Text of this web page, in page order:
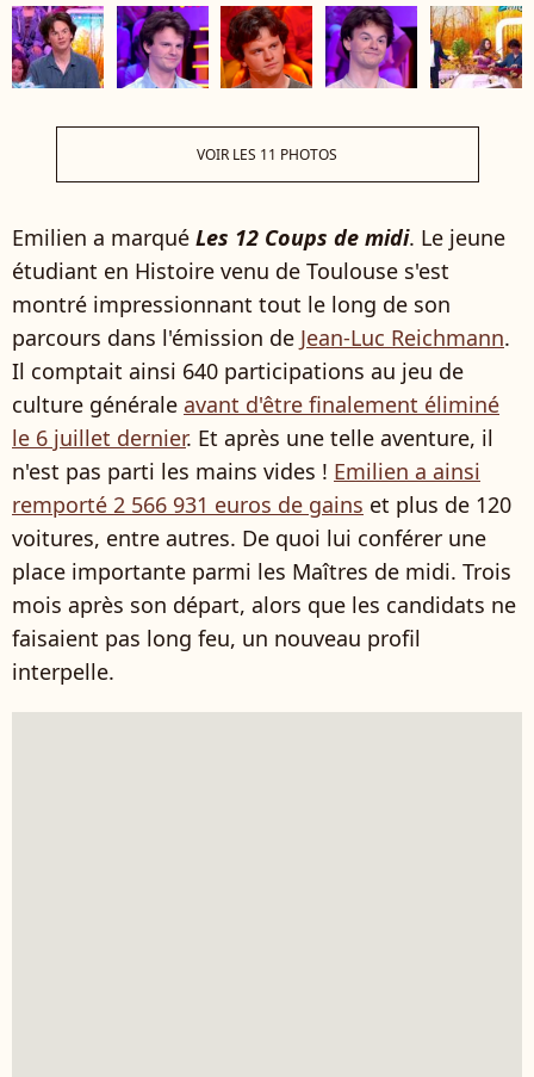
VOIR LES 11 PHOTOS
Emilien a marqué Les 12 Coups de midi. Le jeune
étudiant en Histoire venu de Toulouse s'est
montré impressionnant tout le long de son
parcours dans l'émission de Jean-Luc Reichmann.
Il comptait ainsi 640 participations au jeu de
culture générale avant d'être finalement éliminé
le 6 juillet dernier. Et après une telle aventure, il
n'est pas parti les mains vides ! Emilien a ainsi
remporté 2 566 931 euros de gains et plus de 120
voitures, entre autres. De quoi lui conférer une
place importante parmi les Maîtres de midi. Trois
mois après son départ, alors que les candidats ne
faisaient pas long feu, un nouveau profil
interpelle.